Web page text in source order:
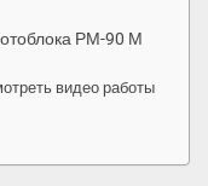
РМ-90 М
видео работы